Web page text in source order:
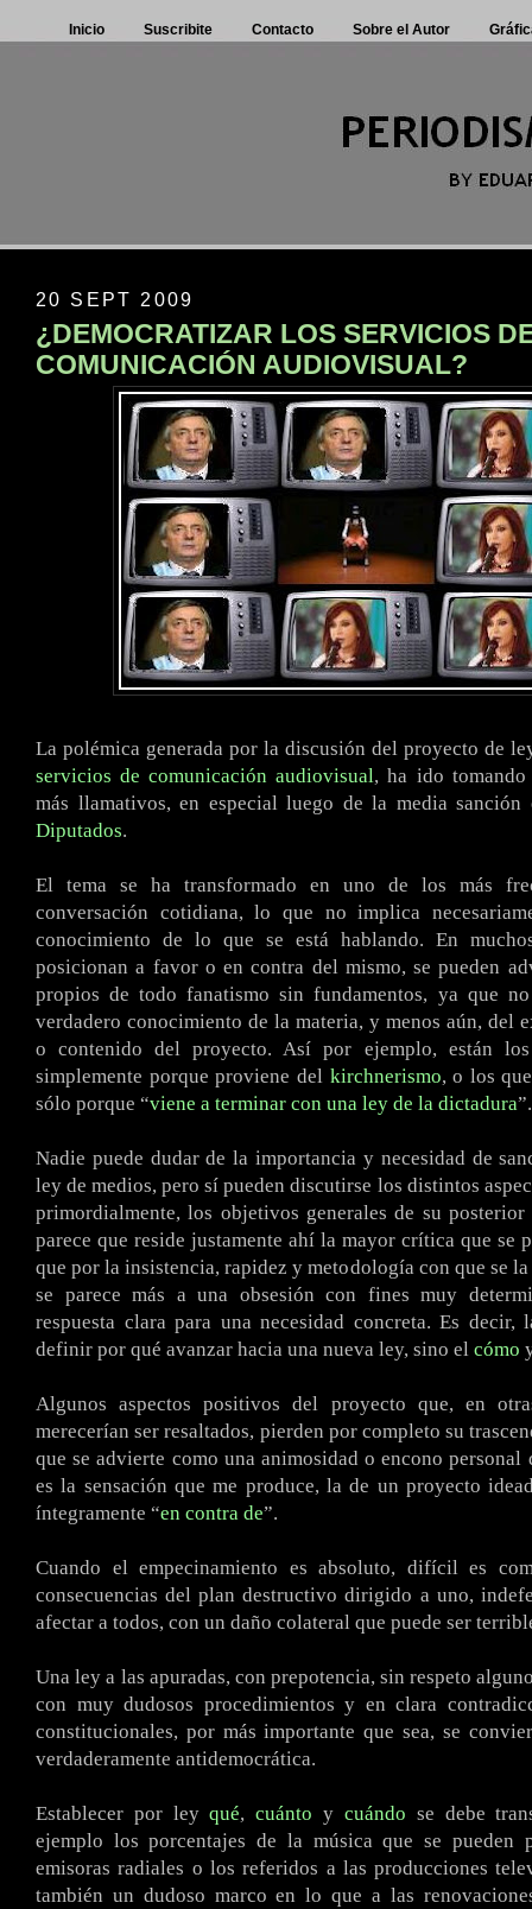
Inicio Suscribite Contacto Sobre el Autor
20 SEPT 2009
¿DEMOCRATIZAR LOS SERVICIOS
COMUNICACIÓN AUDIOVISUAL?
La polémica generada por la discusión del proyecto de
servicios de comunicación audiovisual, ha ido
más llamativos, en especial luego de la media
Diputados.
El tema se ha transformado en uno de los más
conversación cotidiana, lo que no implica
conocimiento de lo que se está hablando. En
posicionan a favor o en contra del mismo, se pueden
propios de todo fanatismo sin fundamentos, ya que
verdadero conocimiento de la materia, y menos aún, del
o contenido del proyecto. Así por ejemplo, están
simplemente porque proviene del kirchnerismo, o los
sólo porque “viene a terminar con una ley de la dictadura”.
Nadie puede dudar de la importancia y necesidad de
ley de medios, pero sí pueden discutirse los distintos
primordialmente, los objetivos generales de su
parece que reside justamente ahí la mayor crítica que se
que por la insistencia, rapidez y metodología con que se
se parece más a una obsesión con fines muy
respuesta clara para una necesidad concreta. Es decir,
definir por qué avanzar hacia una nueva ley, sino el cómo
Algunos aspectos positivos del proyecto que, en
merecerían ser resaltados, pierden por completo su
que se advierte como una animosidad o encono personal
es la sensación que me produce, la de un proyecto
íntegramente “en contra de”.
Cuando el empecinamiento es absoluto, difícil es
consecuencias del plan destructivo dirigido a uno,
afectar a todos, con un daño colateral que puede ser
Una ley a las apuradas, con prepotencia, sin respeto
con muy dudosos procedimientos y en clara
constitucionales, por más importante que sea, se
verdaderamente antidemocrática.
Establecer por leyqué,cuánto y cuándo se debe
ejemplo los porcentajes de la música que se pueden
emisoras radiales o los referidos a las producciones
también un dudoso marco en lo que a las